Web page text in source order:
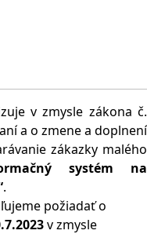
v zmysle zákona č.
a o zmene a doplnení
zákazky malého
systém na
.
požiadať o
v zmysle